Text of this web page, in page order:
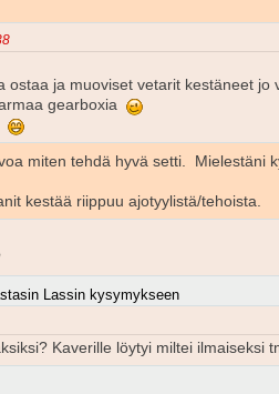
ja muoviset vetarit kestäneet jo
gearboxia
miten tehdä hyvä setti. Mielestäni
kestää riippuu ajotyylistä/tehoista.
Lassin kysymykseen
Kaverille löytyi miltei ilmaiseksi